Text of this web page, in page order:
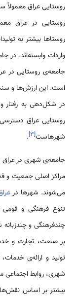
روستایی عراق معمولاً
روستایی در عراق
روستاها بیشتر به
واردات وابسته‌اند.
جامعه‌ی روستایی در
است. این ارزش‌ها و
در شکل‌دهی به رفتار
روستایی عراق
شهرهاست[۳]
.
جامعه‌ی شهری در عراق
مراکز اصلی جمعیت و
می‌شوند. شهرها در
تنوع فرهنگی و قومی
چندفرهنگی و
بر صنعت، تجارت و
تولید و ارائه‌ی
شهری، روابط
بیشتر بر اساس